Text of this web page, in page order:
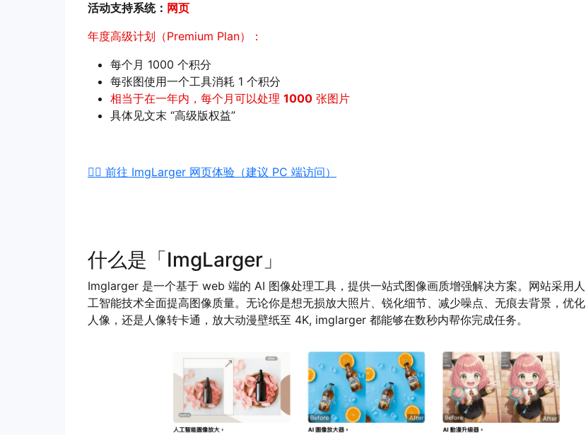
活动支持系统： 网页
年度高级计划（Premium Plan）：
每个月 1000 个积分
每张图使用一个工具消耗 1 个积分
相当于在一年内，每个月可以处理 1000 张图片
具体见文末 “高级版权益”
👉🏻 前往 ImgLarger 网页体验（建议 PC 端访问）
什么是「ImgLarger」
Imglarger 是一个基于 web 端的 AI 图像处理工具，提供一站式图像画质增强解决方案。网站采用人
工智能技术全面提高图像质量。无论你是想无损放大照片、锐化细节、减少噪点、无痕去背景，优化
人像，还是人像转卡通，放大动漫壁纸至 4K, imglarger 都能够在数秒内帮你完成任务。